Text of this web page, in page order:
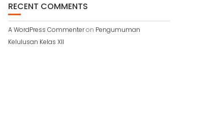
RECENT COMMENTS
A WordPress Commenteron Pengumuman
Kelulusan Kelas XII